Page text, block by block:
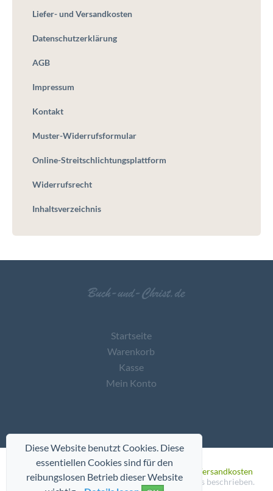
Liefer- und Versandkosten
Datenschutzerklärung
AGB
Impressum
Kontakt
Muster-Widerrufsformular
Online-Streitschlichtungsplattform
Widerrufsrecht
Inhaltsverzeichnis
Startseite
Warenkorb
Kasse
Mein Konto
zzgl. Versandkosten
und ggf. Nachnahmegebühren, wenn nicht anders beschrieben.
Diese Website benutzt Cookies. Diese
essentiellen Cookies sind für den
reibungslosen Betrieb dieser Website